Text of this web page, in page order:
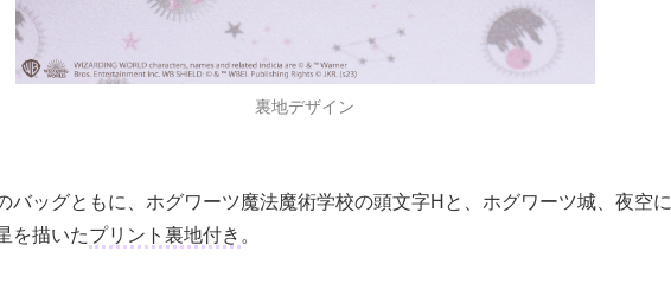
裏地デザイン
バッグともに、ホグワーツ魔法魔術学校の頭文字Hと、ホグワーツ城、夜空に
を描いたプリント裏地付き 。